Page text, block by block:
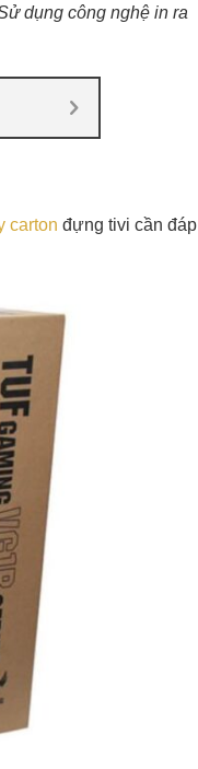
dụng công nghệ in ra
carton đựng tivi cần đáp